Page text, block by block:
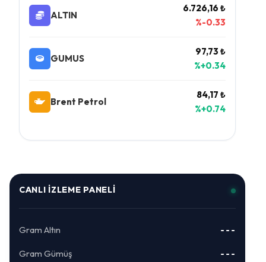
ALTIN
6.726,16 ₺
%-0.33
GUMUS
97,73 ₺
%+0.34
Brent Petrol
84,17 ₺
%+0.74
CANLI İZLEME PANELI
Gram Altın ---
Gram Gümüş ---